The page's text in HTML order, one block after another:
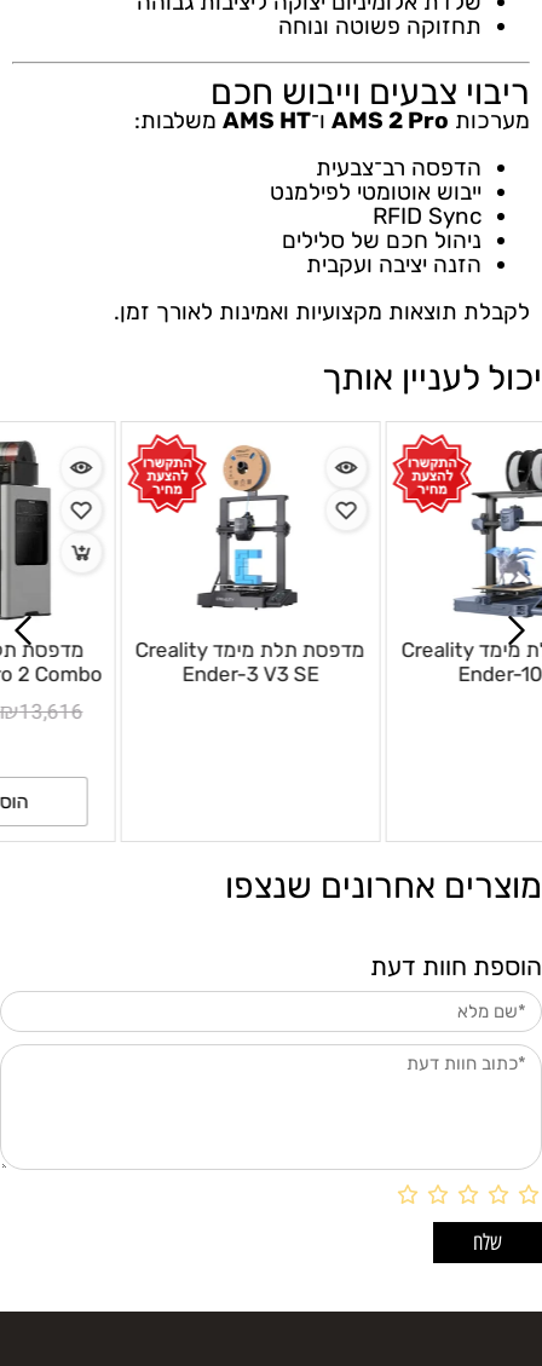
תחזוקה פשוטה ונוחה
ריבוי צבעים וייבוש חכם
מערכות AMS 2 Pro ו־AMS HT משלבות:
הדפסה רב־צבעית
ייבוש אוטומטי לפילמנט
RFID Sync
ניהול חכם של סלילים
הזנה יציבה ועקבית
לקבלת תוצאות מקצועיות ואמינות לאורך זמן.
יכול לעניין אותך
מדפסת תלת מימד Creality
Ender-3 V3 SE
מדפסת תלת מימד Creality
Ender-10 SE
מוצרים אחרונים שנצפו
הוספת חוות דעת